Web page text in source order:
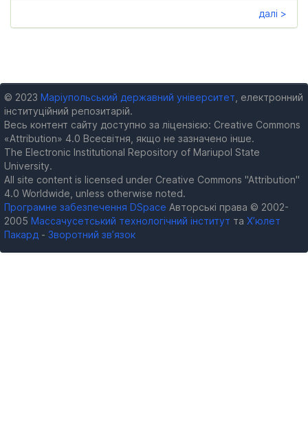
далі >
© 2023 Маріупольський державний університет , електронний
інституційний репозитарій.
Весь контент сайту доступно за ліцензією: Creative Commons
«Attribution» 4.0 Всесвітня, якщо не зазначено інше.
The Electronic Institutional Repository of Mariupol State
University.
All site content is licensed under Creative Commons "Attribution"
4.0 Worldwide, unless otherwise noted.
Програмне забезпечення DSpace Авторські права © 2002-
2005 Массачусетський технологічний інститут та Х’юлет
Пакард - Зворотний зв’язок